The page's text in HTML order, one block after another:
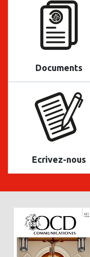
Documents
Ecrivez-nous